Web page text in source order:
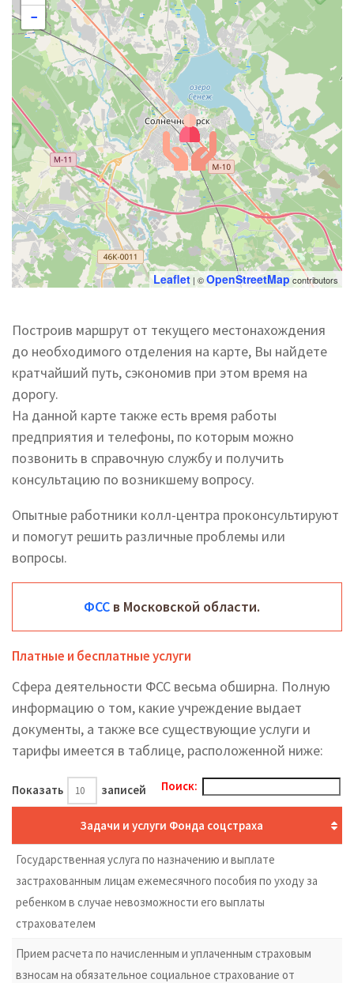
−
Leaflet | ©OpenStreetMapcontributors
Построив маршрут от текущего местонахождения
до необходимого отделения на карте, Вы найдете
кратчайший путь, сэкономив при этом время на
дорогу.
На данной карте также есть время работы
предприятия и телефоны, по которым можно
позвонить в справочную службу и получить
консультацию по возникшему вопросу.
Опытные работники колл-центра проконсультируют
и помогут решить различные проблемы или
вопросы.
ФСС в Московской области.
Платные и бесплатные услуги
Сфера деятельности ФСС весьма обширна. Полную
информацию о том, какие учреждение выдает
документы, а также все существующие услуги и
тарифы имеется в таблице, расположенной ниже:
Показать записей Поиск:
Задачи и услуги Фонда соцстраха
Государственная услуга по назначению и выплате
застрахованным лицам ежемесячного пособия по уходу за
ребенком в случае невозможности его выплаты
страхователем
Прием расчета по начисленным и уплаченным страховым
взносам на обязательное социальное страхование от